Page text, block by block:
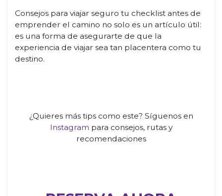
Consejos para viajar seguro tu checklist antes de
emprender el camino no solo es un artículo útil:
es una forma de asegurarte de que la
experiencia de viajar sea tan placentera como tu
destino.
¿Quieres más tips como este? Síguenos en
Instagram para consejos, rutas y
recomendaciones